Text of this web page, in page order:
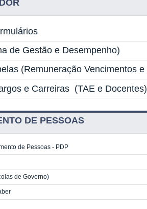
de Gestão e Desempenho)
(Remuneração Vencimentos
e Carreiras (TAE e Docentes)
DE PESSOAS
de Pessoas - PDP
de Governo)